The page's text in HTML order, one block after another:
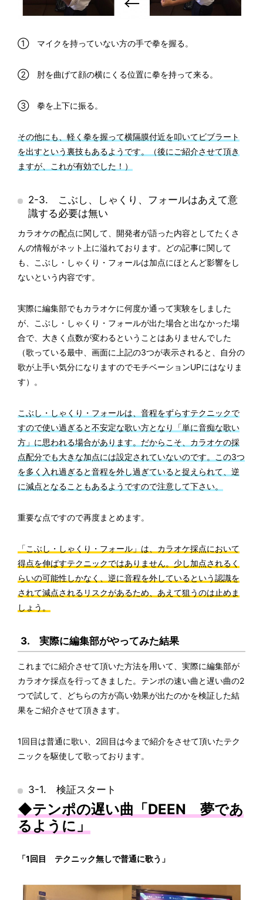
① マイクを持っていない方の手で拳を握る。
② 肘を曲げて顔の横にくる位置に拳を持って来る。
③ 拳を上下に振る。
その他にも、軽く拳を握って横隔膜付近を叩いてビブラート
を出すという裏技もあるようです。（後にご紹介させて頂き
ますが、これが有効でした！）
2-3. こぶし、しゃくり、フォールはあえて意
識する必要は無い
カラオケの配点に関して、開発者が語った内容としてたくさ
んの情報がネット上に溢れております。どの記事に関して
も、こぶし・しゃくり・フォールは加点にほとんど影響をし
ないという内容です。
実際に編集部でもカラオケに何度か通って実験をしました
が、こぶし・しゃくり・フォールが出た場合と出なかった場
合で、大きく点数が変わるということはありませんでした
（歌っている最中、画面に上記の3つが表示されると、自分の
歌が上手い気分になりますのでモチベーションUPにはなりま
す）。
こぶし・しゃくり・フォールは、音程をずらすテクニックで
すので使い過ぎると不安定な歌い方となり「単に音痴な歌い
方」に思われる場合があります。だからこそ、カラオケの採
点配分でも大きな加点には設定されていないのです。この3つ
を多く入れ過ぎると音程を外し過ぎていると捉えられて、逆
に減点となることもあるようですので注意して下さい。
重要な点ですので再度まとめます。
「こぶし・しゃくり・フォール」は、カラオケ採点において
得点を伸ばすテクニックではありません。少し加点されるく
らいの可能性しかなく、逆に音程を外しているという認識を
されて減点されるリスクがあるため、あえて狙うのは止めま
しょう。
3. 実際に編集部がやってみた結果
これまでに紹介させて頂いた方法を用いて、実際に編集部が
カラオケ採点を行ってきました。テンポの速い曲と遅い曲の2
つで試して、どちらの方が高い効果が出たのかを検証した結
果をご紹介させて頂きます。
1回目は普通に歌い、2回目は今まで紹介をさせて頂いたテク
ニックを駆使して歌っております。
3-1. 検証スタート
◆テンポの遅い曲「DEEN 夢であ
るように」
「1回目 テクニック無しで普通に歌う」